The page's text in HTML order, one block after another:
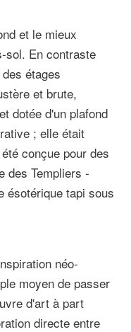
et le mieux
sol. En contraste
étages
et brute,
dotée d'un plafond
; elle était
conçue pour des
des Templiers -
ésotérique tapi sous
néo-
moyen de passer
d'art à part
directe entre